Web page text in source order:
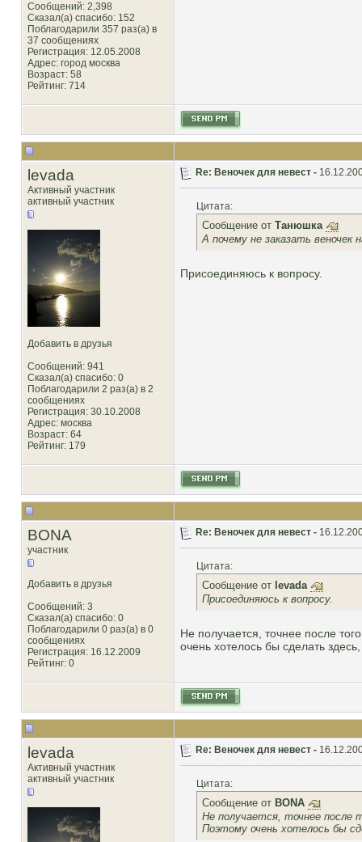
Сообщений: 2,398
Сказал(а) спасибо: 152
Поблагодарили 357 раз(а) в
37 сообщениях
Регистрация: 12.05.2008
Адрес: город москва
Возраст: 58
Рейтинг: 714
levada
Активный участник
активный участник
Добавить в друзья
Сообщений: 941
Сказал(а) спасибо: 0
Поблагодарили 2 раз(а) в 2
сообщениях
Регистрация: 30.10.2008
Адрес: москва
Возраст: 64
Рейтинг: 179
Re: Веночек для невест -
Цитата:
Сообщение от Танюшка
А почему не заказать веночек
Присоединяюсь к вопросу.
BONA
участник
Добавить в друзья
Сообщений: 3
Сказал(а) спасибо: 0
Поблагодарили 0 раз(а) в 0
сообщениях
Регистрация: 16.12.2009
Рейтинг: 0
Re: Веночек для невест -
Цитата:
Сообщение от levada
Присоединяюсь к вопросу.
Не получается, точнее после
очень хотелось бы сделать
levada
Активный участник
активный участник
Re: Веночек для невест -
Цитата:
Сообщение от BONA
Не получается, точнее после
Поэтому очень хотелось бы